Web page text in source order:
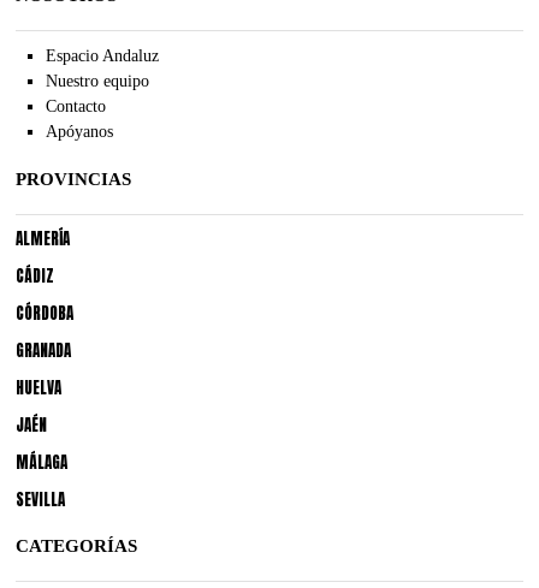
Espacio Andaluz
Nuestro equipo
Contacto
Apóyanos
PROVINCIAS
ALMERÍA
CÁDIZ
CÓRDOBA
GRANADA
HUELVA
JAÉN
MÁLAGA
SEVILLA
CATEGORÍAS